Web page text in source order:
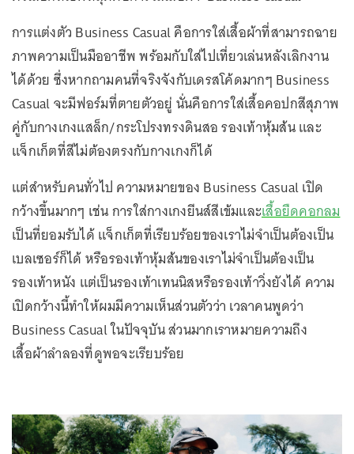
การแต่งตัว Business Casual คือการใส่เสื้อผ้าที่สามารถฉาย
ภาพความเป็นมืออาชีพ พร้อมกับใส่ไปเที่ยวเล่นหลังเลิกงาน
ได้ด้วย ซึ่งหากถามคนที่จริงจังกับเดรสโค้ดมากๆ Business
Casual จะมีฟอร์มที่ตายตัวอยู่ นั่นคือการใส่เสื้อคอปกสีสุภาพ
คู่กับกางเกงแสล็ก/กระโปรงทรงดินสอ รองเท้าหุ้มส้น และ
แจ็กเก็ตที่สีไม่ต้องตรงกับกางเกงก็ได้
แต่สำหรับคนทั่วไป ความหมายของ Business Casual เปิด
กว้างขึ้นมากๆ เช่น การใส่กางเกงยีนส์สีเข้มและเสื้อยืดคอกลม
เป็นที่ยอมรับได้ แจ็กเก็ตที่เรียบร้อยของเราไม่จำเป็นต้องเป็น
เบลเซอร์ก็ได้ หรือรองเท้าหุ้มส้นของเราไม่จำเป็นต้องเป็น
รองเท้าหนัง แต่เป็นรองเท้าเทนนิสหรือรองเท้าวิ่งยังได้ ความ
เปิดกว้างนี้ทำให้ผมมีความเห็นส่วนตัวว่า เวลาคนพูดว่า
Business Casual ในปัจจุบัน ส่วนมากเราหมายความถึง
เสื้อผ้าลำลองที่ดูพอจะเรียบร้อย